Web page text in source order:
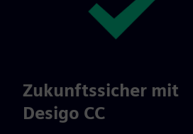
Zukunftssicher mit
Desigo CC